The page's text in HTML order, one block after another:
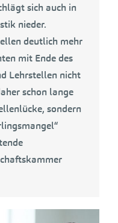
sich auch in
nieder.
deutlich mehr
mit Ende des
Lehrstellen nicht
schon lange
sondern